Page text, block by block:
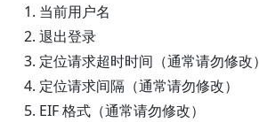
当前用户名
退出登录
定位请求超时时间（通常请勿修改）
定位请求间隔（通常请勿修改）
EIF 格式（通常请勿修改）